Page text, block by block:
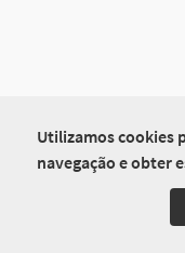
Utilizamos cookies
navegação e obter